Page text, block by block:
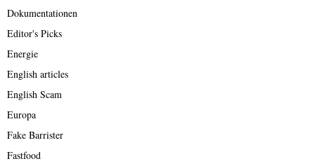
Dokumentationen
Editor's Picks
Energie
English articles
English Scam
Europa
Fake Barrister
Fastfood